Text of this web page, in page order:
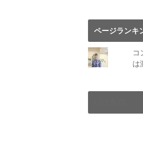
ページランキ
コ
は